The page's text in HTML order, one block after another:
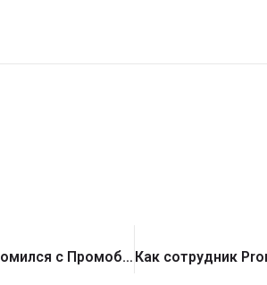
Принц Саудовской Аравии познакомился с Промоботом